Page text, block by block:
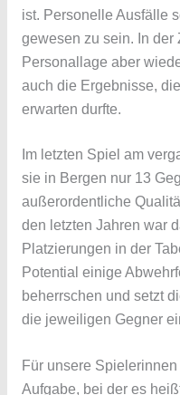
ist. Personelle Ausfälle
gewesen zu sein. In der
Personallage aber
auch die Ergebnisse,
erwarten durfte.
Im letzten Spiel am
sie in Bergen nur 13
außerordentliche
den letzten Jahren war
Platzierungen in der
Potential einige
beherrschen und setzt
die jeweiligen Gegner
Für unsere
Aufgabe, bei der es